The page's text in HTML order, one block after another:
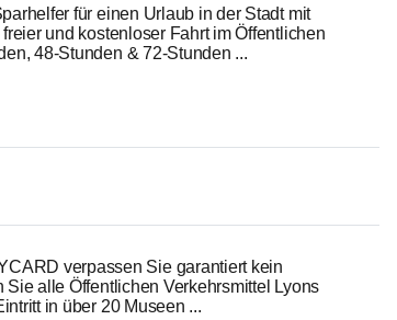
für einen Urlaub in der Stadt mit
und kostenloser Fahrt im Öffentlichen
48-Stunden & 72-Stunden ...
verpassen Sie garantiert kein
Sie alle Öffentlichen Verkehrsmittel Lyons
in über 20 Museen ...